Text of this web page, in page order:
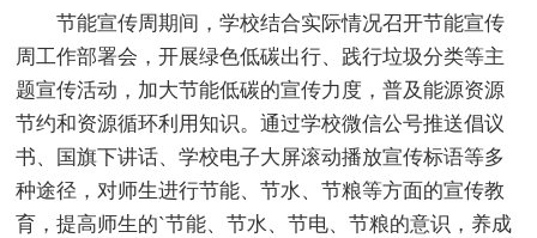
节能宣传周期间，学校结合实际情况召开节能宣传
周工作部署会，开展绿色低碳出行、践行垃圾分类等主
题宣传活动，加大节能低碳的宣传力度，普及能源资源
节约和资源循环利用知识。通过学校微信公号推送倡议
书、国旗下讲话、学校电子大屏滚动播放宣传标语等多
种途径，对师生进行节能、节水、节粮等方面的宣传教
育，提高师生的`节能、节水、节电、节粮的意识，养成